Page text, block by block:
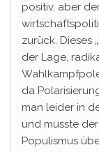
positiv, aber
zurück. Dieses
der Lage,
da
man leider in
und musste
Populismus